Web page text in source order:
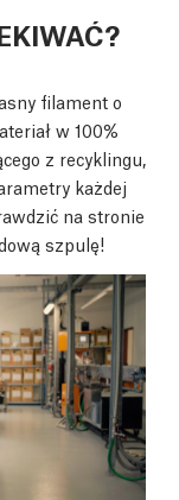
filament o
w 100%
z recyklingu,
każdej
na stronie
szpulę!